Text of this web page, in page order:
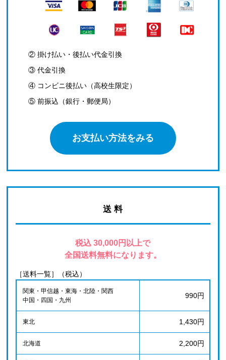
② 掛け払い・後払い代金引換
③ 代金引換
④ コンビニ後払い（高校生限定）
⑤ 前振込（銀行・郵便局）
お支払い方法をみる
送 料
税込 30,000円以上で
全国送料無料になります。
［送料一覧］（税込）
関東・甲信越・東海・北陸・関西
中国・四国・九州
990円
東北 1,430円
北海道 2,200円